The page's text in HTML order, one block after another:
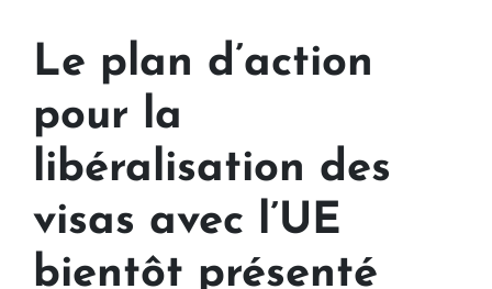
Le plan d’action
pour la
libéralisation des
visas avec l’UE
bientôt présenté